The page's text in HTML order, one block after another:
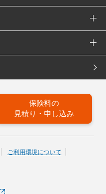
保険料の
見積り・申し込み
ご利用環境について